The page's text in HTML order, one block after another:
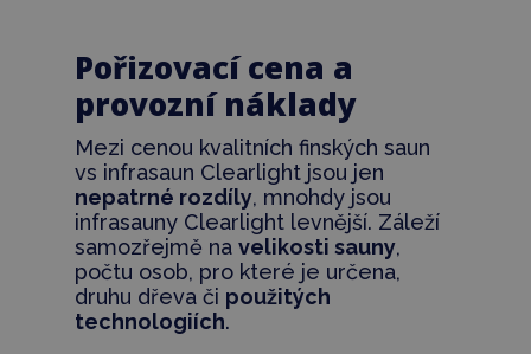
Pořizovací cena a
provozní náklady
Mezi cenou kvalitních finských saun
vs infrasaun Clearlight jsou jen
nepatrné rozdíly, mnohdy jsou
infrasauny Clearlight levnější. Záleží
samozřejmě na velikosti sauny,
počtu osob, pro které je určena,
druhu dřeva či použitých
technologiích.